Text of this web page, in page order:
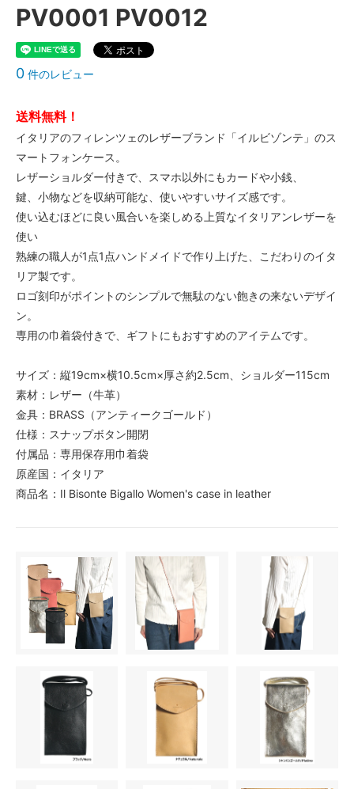
PV0001 PV0012
0 件のレビュー
送料無料！
イタリアのフィレンツェのレザーブランド「イルビゾンテ」のス
マートフォンケース。
レザーショルダー付きで、スマホ以外にもカードや小銭、
鍵、小物などを収納可能な、使いやすいサイズ感です。
使い込むほどに良い風合いを楽しめる上質なイタリアンレザーを
使い
熟練の職人が1点1点ハンドメイドで作り上げた、こだわりのイタ
リア製です。
ロゴ刻印がポイントのシンプルで無駄のない飽きの来ないデザイ
ン。
専用の巾着袋付きで、ギフトにもおすすめのアイテムです。
サイズ：縦19cm×横10.5cm×厚さ約2.5cm、ショルダー115cm
素材：レザー（牛革）
金具：BRASS（アンティークゴールド）
仕様：スナップボタン開閉
付属品：専用保存用巾着袋
原産国：イタリア
商品名：Il Bisonte Bigallo Women's case in leather